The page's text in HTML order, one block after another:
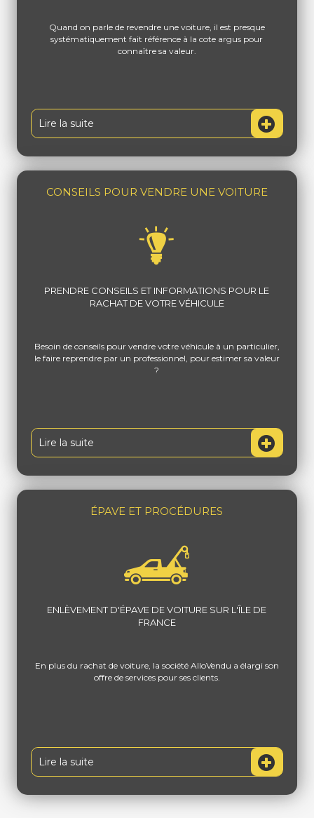
Quand on parle de revendre une voiture, il est presque
systématiquement fait référence à la cote argus pour
connaître sa valeur.
Lire la suite
CONSEILS POUR VENDRE UNE VOITURE
PRENDRE CONSEILS ET INFORMATIONS POUR LE
RACHAT DE VOTRE VÉHICULE
Besoin de conseils pour vendre votre véhicule à un particulier,
le faire reprendre par un professionnel, pour estimer sa valeur
?
Lire la suite
ÉPAVE ET PROCÉDURES
ENLÈVEMENT D'ÉPAVE DE VOITURE SUR L'ÎLE DE
FRANCE
En plus du rachat de voiture, la société AlloVendu a élargi son
offre de services pour ses clients.
Lire la suite